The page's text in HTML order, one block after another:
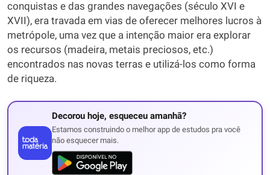
conquistas e das grandes navegações (século XVI e
XVII), era travada em vias de oferecer melhores lucros à
metrópole, uma vez que a intenção maior era explorar
os recursos (madeira, metais preciosos, etc.)
encontrados nas novas terras e utilizá-los como forma
de riqueza.
Decorou hoje, esqueceu amanhã?
Estamos construindo o melhor app de estudos pra você
não esquecer mais.